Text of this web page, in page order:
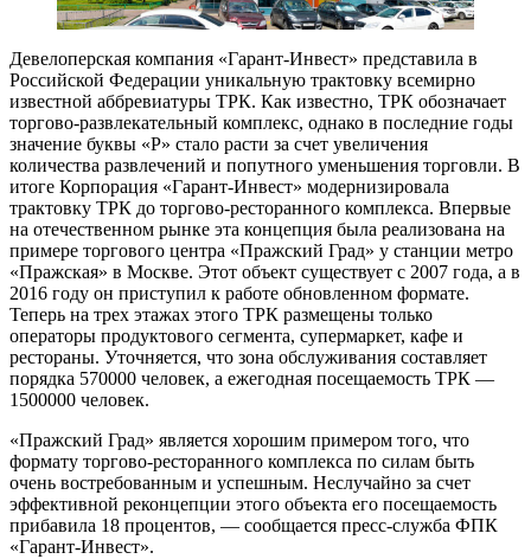
Девелоперская компания «Гарант-Инвест» представила в
Российской Федерации уникальную трактовку всемирно
известной аббревиатуры ТРК. Как известно, ТРК обозначает
торгово-развлекательный комплекс, однако в последние годы
значение буквы «Р» стало расти за счет увеличения
количества развлечений и попутного уменьшения торговли. В
итоге Корпорация «Гарант-Инвест» модернизировала
трактовку ТРК до торгово-ресторанного комплекса. Впервые
на отечественном рынке эта концепция была реализована на
примере торгового центра «Пражский Град» у станции метро
«Пражская» в Москве. Этот объект существует с 2007 года, а в
2016 году он приступил к работе обновленном формате.
Теперь на трех этажах этого ТРК размещены только
операторы продуктового сегмента, супермаркет, кафе и
рестораны. Уточняется, что зона обслуживания составляет
порядка 570000 человек, а ежегодная посещаемость ТРК —
1500000 человек.
«Пражский Град» является хорошим примером того, что
формату торгово-ресторанного комплекса по силам быть
очень востребованным и успешным. Неслучайно за счет
эффективной реконцепции этого объекта его посещаемость
прибавила 18 процентов, — сообщается пресс-служба ФПК
«Гарант-Инвест».